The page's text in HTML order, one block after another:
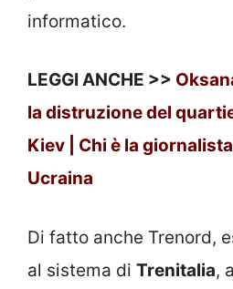
informatico.
LEGGI ANCHE >>
la distruzione del
Kiev | Chi è la
Ucraina
Di fatto anche Trenord,
al sistema di Trenitalia,